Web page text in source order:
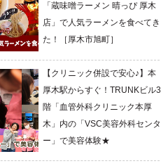
「蔵味噌ラーメン 晴っぴ 厚木
店」で人気ラーメンを食べてき
た！［厚木市旭町］
【クリニック併設で安心♪】本
厚木駅からすぐ！TRUNKビル3
階「血管外科クリニック本厚
木」内の「VSC美容外科センタ
ー」で美容体験★